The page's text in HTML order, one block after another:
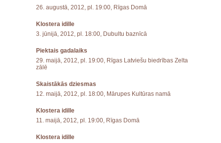
26. augustā, 2012, pl. 19:00, Rīgas Domā
Klostera idille
3. jūnijā, 2012, pl. 18:00, Dubultu baznīcā
Piektais gadalaiks
29. maijā, 2012, pl. 19:00, Rīgas Latviešu biedrības Zelta
zālē
Skaistākās dziesmas
12. maijā, 2012, pl. 18:00, Mārupes Kultūras namā
Klostera idille
11. maijā, 2012, pl. 19:00, Rīgas Domā
Klostera idille